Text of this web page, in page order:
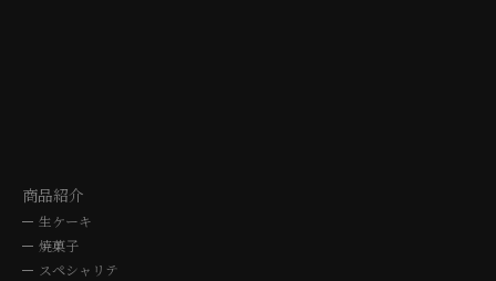
商品紹介
生ケーキ
焼菓子
スペシャリテ